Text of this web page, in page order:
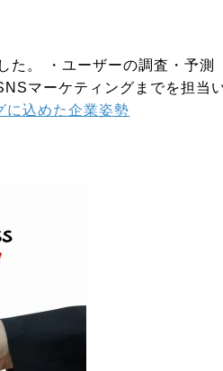
た。 ・ユーザーの調査・予測
マーケティングまでを担当
に込めた企業姿勢